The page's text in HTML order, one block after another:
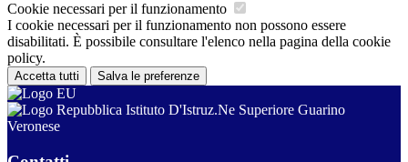
Cookie necessari per il funzionamento
I cookie necessari per il funzionamento non possono essere
disabilitati. È possibile consultare l'elenco nella pagina della cookie
policy.
Accetta tutti Salva le preferenze
Istituto D'Istruz.Ne Superiore Guarino
Veronese